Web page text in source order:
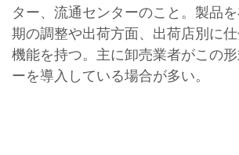
ター、流通センターのこと。製品
期の調整や出荷方面、出荷店別に
機能を持つ。主に卸売業者がこの
ーを導入している場合が多い。